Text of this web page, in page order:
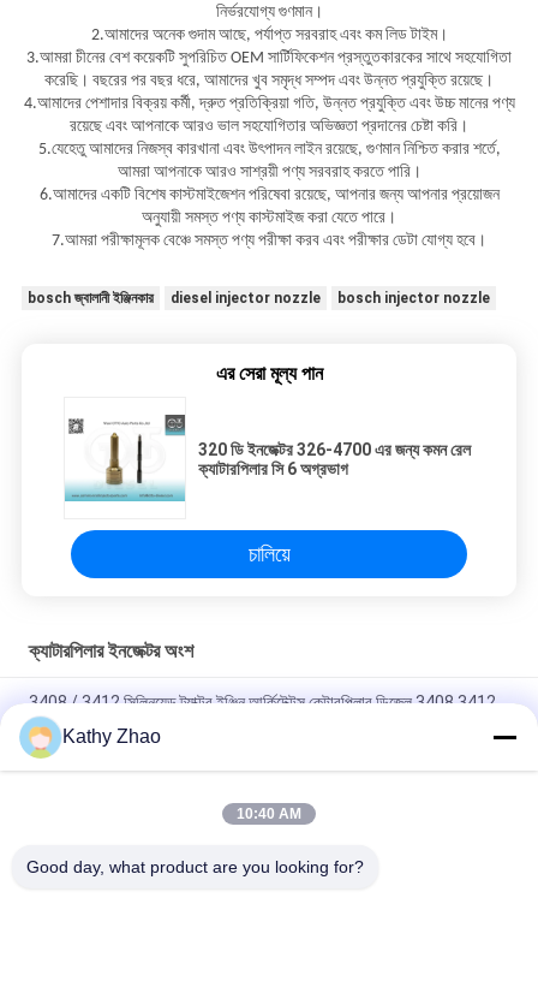
নির্ভরযোগ্য গুণমান।
2.আমাদের অনেক গুদাম আছে, পর্যাপ্ত সরবরাহ এবং কম লিড টাইম।
3.আমরা চীনের বেশ কয়েকটি সুপরিচিত OEM সার্টিফিকেশন প্রস্তুতকারকের সাথে সহযোগিতা
করেছি। বছরের পর বছর ধরে, আমাদের খুব সমৃদ্ধ সম্পদ এবং উন্নত প্রযুক্তি রয়েছে।
4.আমাদের পেশাদার বিক্রয় কর্মী, দ্রুত প্রতিক্রিয়া গতি, উন্নত প্রযুক্তি এবং উচ্চ মানের পণ্য
রয়েছে এবং আপনাকে আরও ভাল সহযোগিতার অভিজ্ঞতা প্রদানের চেষ্টা করি।
5.যেহেতু আমাদের নিজস্ব কারখানা এবং উৎপাদন লাইন রয়েছে, গুণমান নিশ্চিত করার শর্তে,
আমরা আপনাকে আরও সাশ্রয়ী পণ্য সরবরাহ করতে পারি।
6.আমাদের একটি বিশেষ কাস্টমাইজেশন পরিষেবা রয়েছে, আপনার জন্য আপনার প্রয়োজন
অনুযায়ী সমস্ত পণ্য কাস্টমাইজ করা যেতে পারে।
7.আমরা পরীক্ষামূলক বেঞ্চে সমস্ত পণ্য পরীক্ষা করব এবং পরীক্ষার ডেটা যোগ্য হবে।
bosch জ্বালানী ইঞ্জিনকার diesel injector nozzle bosch injector nozzle
এর সেরা মূল্য পান
320 ডি ইনজেক্টর 326-4700 এর জন্য কমন রেল
ক্যাটারপিলার সি 6 অগ্রভাগ
চালিয়ে
ক্যাটারপিলার ইনজেক্টর অংশ
3408 / 3412 সিলিনয়েড ট্র্যাক্টর ইঞ্জিন আর্কিটেক্টস কেটারপিলার ডিজেল 3408 3412
প্রচলিত রেল ইনজেকশন যন্ত্রাংশ 3178021 / ক্যাট 291-5919 - 2 পি 007695 /
ক্যাট ২95-9125
331-5896 ইনজেক্টর 797 বি 354২ বর্গের জন্য সি 9 / সি -175 সলিনয়েড কমন রেলের
Kathy Zhao
10:40 AM
Good day, what product are you looking for?